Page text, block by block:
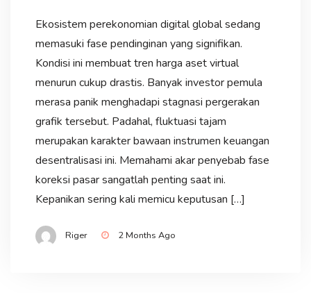
Ekosistem perekonomian digital global sedang
memasuki fase pendinginan yang signifikan.
Kondisi ini membuat tren harga aset virtual
menurun cukup drastis. Banyak investor pemula
merasa panik menghadapi stagnasi pergerakan
grafik tersebut. Padahal, fluktuasi tajam
merupakan karakter bawaan instrumen keuangan
desentralisasi ini. Memahami akar penyebab fase
koreksi pasar sangatlah penting saat ini.
Kepanikan sering kali memicu keputusan […]
Riger 2 Months Ago